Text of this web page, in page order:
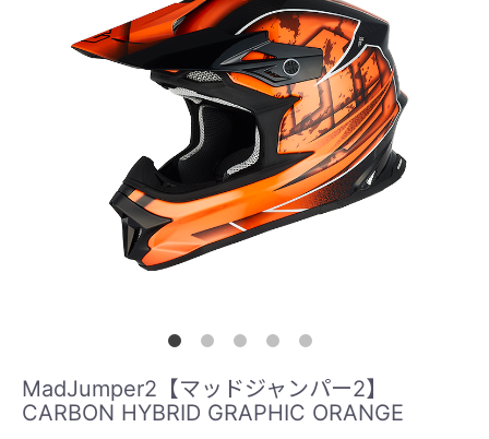
MadJumper2【マッドジャンパー2】
CARBON HYBRID GRAPHIC ORANGE